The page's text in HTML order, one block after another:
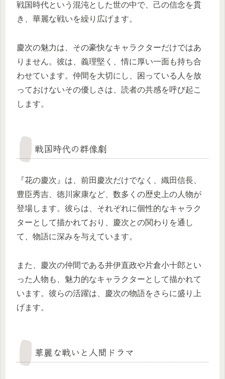
戦国時代という混沌とした世の中で、己の信念を貫
き、華麗な戦いを繰り広げます。
慶次の魅力は、その豪快なキャラクターだけではあ
りません。彼は、義理堅く、情に厚い一面も持ち合
わせています。仲間を大切にし、困っている人を放
っておけないその優しさは、読者の共感を呼び起こ
します。
戦国時代の群像劇
『花の慶次』は、前田慶次だけでなく、織田信長、
豊臣秀吉、徳川家康など、数多くの歴史上の人物が
登場します。彼らは、それぞれに個性的なキャラク
ターとして描かれており、慶次との関わりを通し
て、物語に深みを与えています。
また、慶次の仲間である井伊直政や片倉小十郎とい
った人物も、魅力的なキャラクターとして描かれて
います。彼らの活躍は、慶次の物語をさらに盛り上
げます。
華麗な戦いと人間ドラマ